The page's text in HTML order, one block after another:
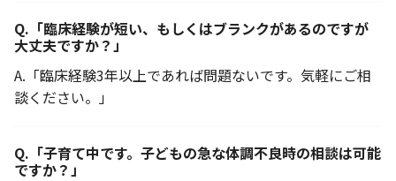
Q. 「臨床経験が短い、もしくはブランクがあるのですが
大丈夫ですか？」
A. 「臨床経験3年以上であれば問題ないです。気軽にご相
談ください。」
Q. 「子育て中です。子どもの急な体調不良時の相談は可能
ですか？」